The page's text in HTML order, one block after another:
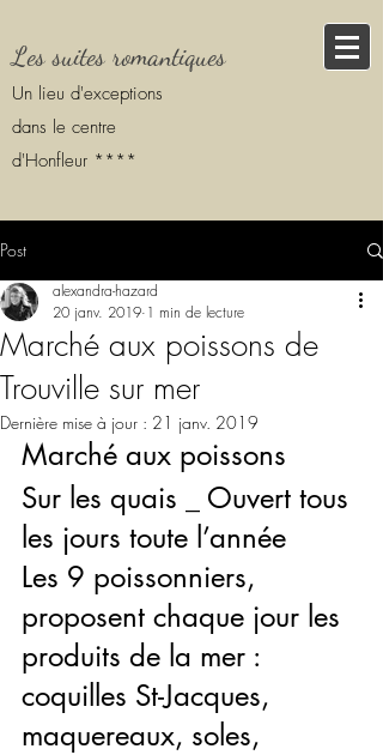
Les suites romantiques
Un lieu d'exceptions
dans le centre
d'Honfleur ****
Post
Marché aux poissons de
Trouville sur mer
alexandra-hazard
20 janv. 2019 1 min de lecture
Dernière mise à jour : 21 janv. 2019
Marché aux poissons
Sur les quais _ Ouvert tous
les jours toute l’année
Les 9 poissonniers,
proposent chaque jour les
produits de la mer :
coquilles St-Jacques,
maquereaux, soles,